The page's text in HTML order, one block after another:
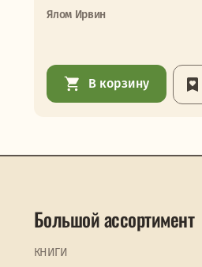
Ялом Ирвин
В корзину
Большой ассортимент
КНИГИ